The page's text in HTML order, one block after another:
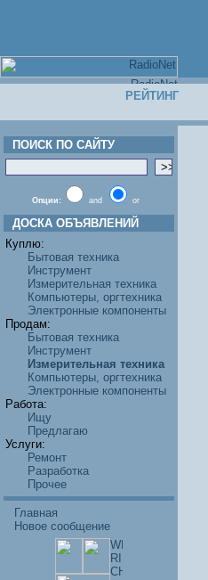
РЕЙТИНГ
ПОИСК ПО САЙТУ
Опции: and or
ДОСКА ОБЪЯВЛЕНИЙ
Куплю:
Бытовая техника
Инструмент
Измерительная техника
Компьютеры, оргтехника
Электронные компоненты
Продам:
Бытовая техника
Инструмент
Измерительная техника
Компьютеры, оргтехника
Электронные компоненты
Работа:
Ищу
Предлагаю
Услуги:
Ремонт
Разработка
Прочее
Главная
Новое сообщение